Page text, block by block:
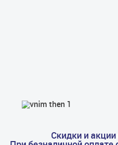
Скидки и